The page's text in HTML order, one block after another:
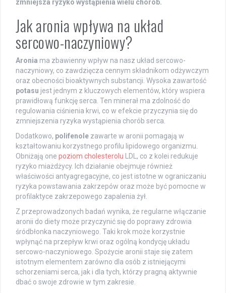
zmniejsza ryzyko wystąpienia wielu chorób.
Jak aronia wpływa na układ
sercowo-naczyniowy?
Aronia ma zbawienny wpływ na nasz układ sercowo-
naczyniowy, co zawdzięcza cennym składnikom odżywczym
oraz obecności bioaktywnych substancji. Wysoka zawartość
potasu jest jednym z kluczowych elementów, który wspiera
prawidłową funkcję serca. Ten minerał ma zdolność do
regulowania ciśnienia krwi, co w efekcie przyczynia się do
zmniejszenia ryzyka wystąpienia chorób serca.
Dodatkowo, polifenole zawarte w aronii pomagają w
kształtowaniu korzystnego profilu lipidowego organizmu.
Obniżają one poziom cholesterolu LDL, co z kolei redukuje
ryzyko miażdżycy. Ich działanie obejmuje również
właściwości antyagregacyjne, co jest istotne w ograniczaniu
ryzyka powstawania zakrzepów oraz może być pomocne w
profilaktyce zakrzepowego zapalenia żył.
Z przeprowadzonych badań wynika, że regularne włączanie
aronii do diety może przyczynić się do poprawy zdrowia
śródbłonka naczyniowego. Taki krok może korzystnie
wpłynąć na przepływ krwi oraz ogólną kondycję układu
sercowo-naczyniowego. Spożycie aronii staje się zatem
istotnym elementem zarówno dla osób z istniejącymi
schorzeniami serca, jak i dla tych, którzy pragną aktywnie
dbać o swoje zdrowie w tym zakresie.